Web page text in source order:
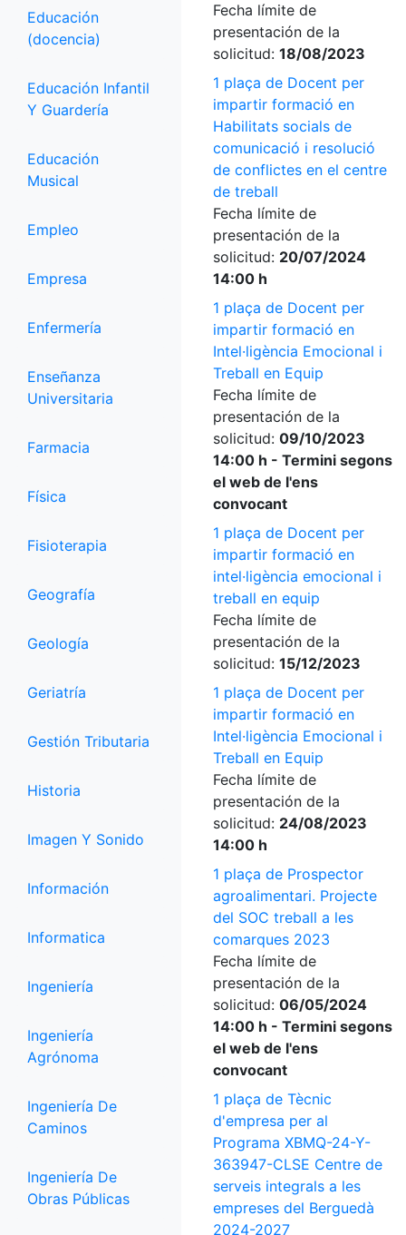
Educación
(docencia)
Educación Infantil
Y Guardería
Educación
Musical
Empleo
Empresa
Enfermería
Enseñanza
Universitaria
Farmacia
Física
Fisioterapia
Geografía
Geología
Geriatría
Gestión Tributaria
Historia
Imagen Y Sonido
Información
Informatica
Ingeniería
Ingeniería
Agrónoma
Ingeniería De
Caminos
Ingeniería De
Obras Públicas
Fecha límite de
presentación de la
solicitud: 18/08/2023
1 plaça de Docent per
impartir formació en
Habilitats socials de
comunicació i resolució
de conflictes en el centre
de treball
Fecha límite de
presentación de la
solicitud: 20/07/2024
14:00 h
1 plaça de Docent per
impartir formació en
Intel·ligència Emocional i
Treball en Equip
Fecha límite de
presentación de la
solicitud: 09/10/2023
14:00 h - Termini segons
el web de l'ens
convocant
1 plaça de Docent per
impartir formació en
intel·ligència emocional i
treball en equip
Fecha límite de
presentación de la
solicitud: 15/12/2023
1 plaça de Docent per
impartir formació en
Intel·ligència Emocional i
Treball en Equip
Fecha límite de
presentación de la
solicitud: 24/08/2023
14:00 h
1 plaça de Prospector
agroalimentari. Projecte
del SOC treball a les
comarques 2023
Fecha límite de
presentación de la
solicitud: 06/05/2024
14:00 h - Termini segons
el web de l'ens
convocant
1 plaça de Tècnic
d'empresa per al
Programa XBMQ-24-Y-
363947-CLSE Centre de
serveis integrals a les
empreses del Berguedà
2024-2027